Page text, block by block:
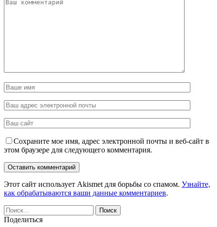
Сохраните мое имя, адрес электронной почты и веб-сайт в
этом браузере для следующего комментария.
Этот сайт использует Akismet для борьбы со спамом. Узнайте,
как обрабатываются ваши данные комментариев.
Поделиться